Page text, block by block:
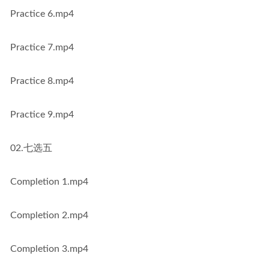
Practice 6.mp4
Practice 7.mp4
Practice 8.mp4
Practice 9.mp4
02.七选五
Completion 1.mp4
Completion 2.mp4
Completion 3.mp4